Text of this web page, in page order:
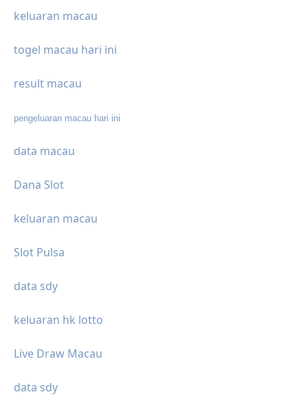
keluaran macau
togel macau hari ini
result macau
pengeluaran macau hari ini
data macau
Dana Slot
keluaran macau
Slot Pulsa
data sdy
keluaran hk lotto
Live Draw Macau
data sdy